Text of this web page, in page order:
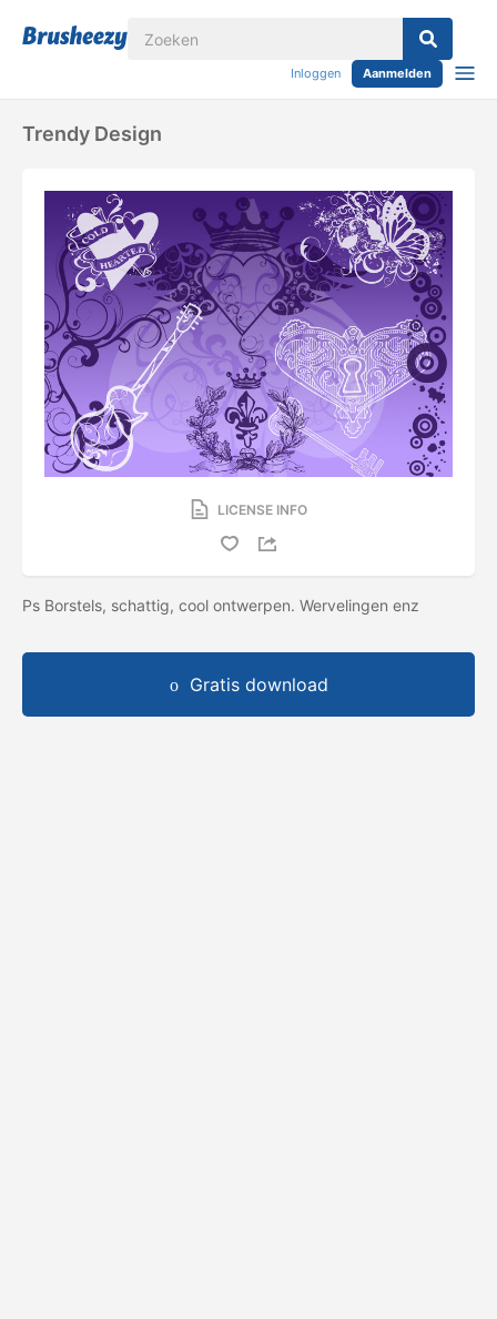
Inloggen Aanmelden
Trendy Design
LICENSE INFO
Ps Borstels, schattig, cool ontwerpen. Wervelingen enz
Gratis download